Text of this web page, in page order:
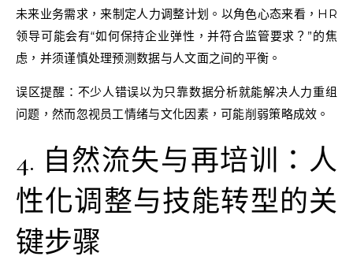
未来业务需求，来制定人力调整计划。以角色心态来看，HR
领导可能会有“如何保持企业弹性，并符合监管要求？”的焦
虑，并须谨慎处理预测数据与人文面之间的平衡。
误区提醒：不少人错误以为只靠数据分析就能解决人力重组
问题，然而忽视员工情绪与文化因素，可能削弱策略成效。
4. 自然流失与再培训：人
性化调整与技能转型的关
键步骤